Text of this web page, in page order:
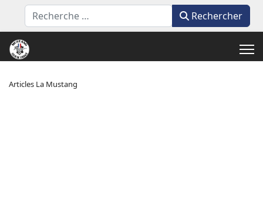
Rechercher Rechercher
Articles La Mustang